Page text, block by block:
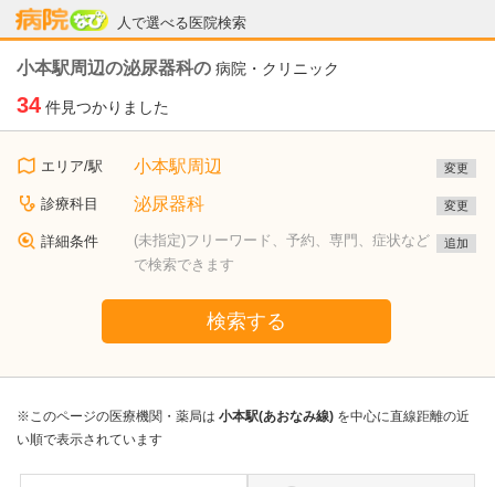
人で選べる医院検索
病院なび
小本駅周辺の泌尿器科の 病院・クリニック
34 件見つかりました
エリア/駅 小本駅周辺 変更
診療科目 泌尿器科 変更
詳細条件
(未指定)フリーワード、予約、専門、症状など
で検索できます
追加
検索する
※このページの医療機関・薬局は 小本駅(あおなみ線) を中心に直線距離の近
い順で表示されています